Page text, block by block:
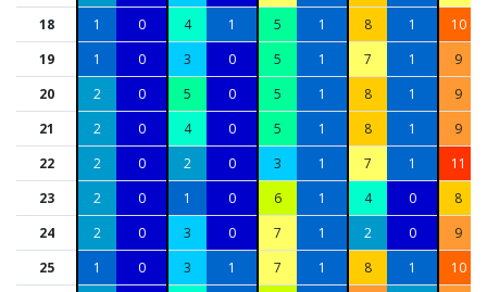
18
1 0 4 1 5 1 8 1
10
19
1 0 3 0 5 1 7 1
9
20
2 0 5 0 5 1 8 1
9
21
2 0 4 0 5 1 8 1
9
22
2 0 2 0 3 1 7 1
11
23
2 0 1 0 6 1 4 0
8
24
2 0 3 0 7 1 2 0
9
25
1 0 3 1 7 1 8 1
10